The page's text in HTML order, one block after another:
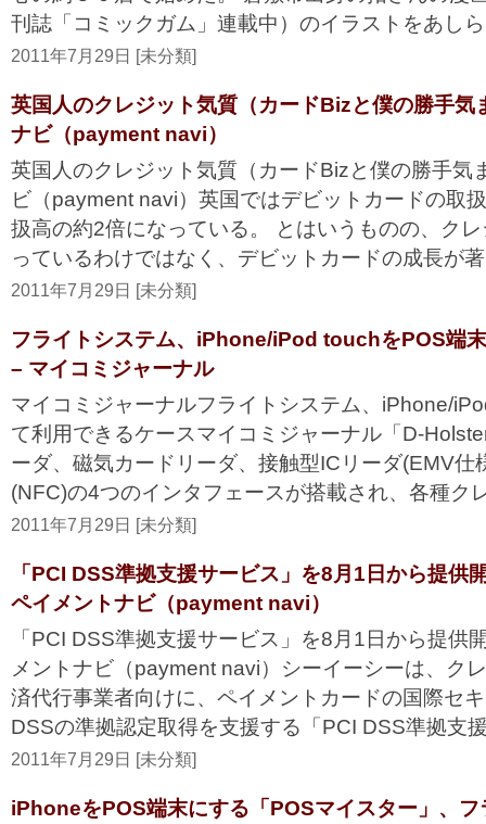
刊誌「コミックガム」連載中）のイラストをあし
2011年7月29日 [未分類]
英国人のクレジット気質（カードBizと僕の勝手気
ナビ（payment navi）
英国人のクレジット気質（カードBizと僕の勝手気
ビ（payment navi）英国ではデビットカードの取
扱高の約2倍になっている。 とはいうものの、ク
っているわけではなく、デビットカードの成長が
2011年7月29日 [未分類]
フライトシステム、iPhone/iPod touchをPOS端
– マイコミジャーナル
マイコミジャーナルフライトシステム、iPhone/
て利用できるケースマイコミジャーナル「D-
ーダ、磁気カードリーダ、接触型ICリーダ(EMV仕
(NFC)の4つのインタフェースが搭載され、各種ク
2011年7月29日 [未分類]
「PCI DSS準拠支援サービス」を8月1日から提供
ペイメントナビ（payment navi）
「PCI DSS準拠支援サービス」を8月1日から提供
メントナビ（payment navi）シーイーシーは、ク
済代行事業者向けに、ペイメントカードの国際セ
DSSの準拠認定取得を支援する「PCI DSS準拠支
2011年7月29日 [未分類]
iPhoneをPOS端末にする「POSマイスター」、